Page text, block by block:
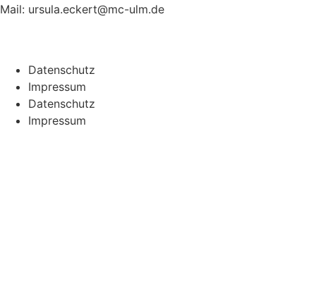
Mail: ursula.eckert@mc-ulm.de
Datenschutz
Impressum
Datenschutz
Impressum